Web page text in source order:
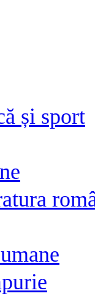
și sport